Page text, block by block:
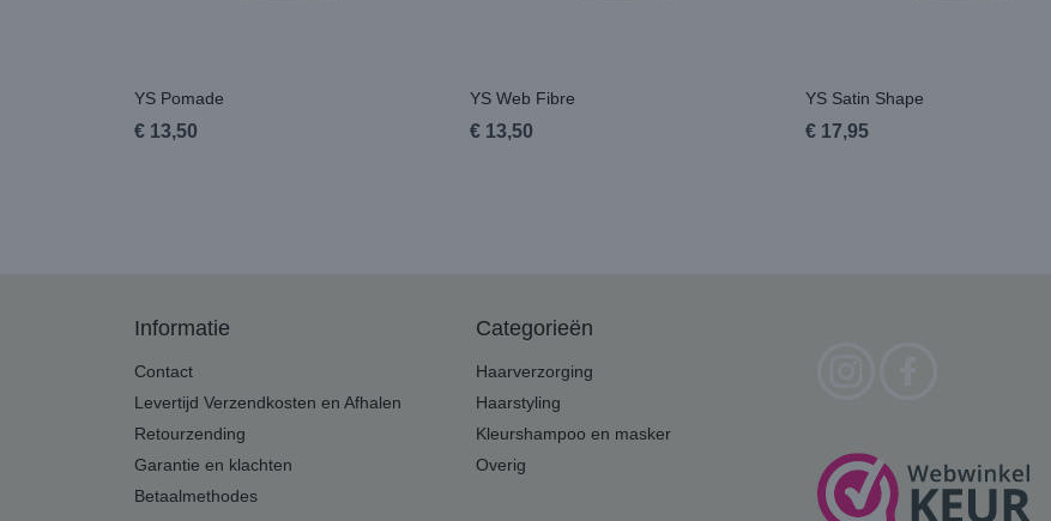
YS Pomade
€ 13,50
YS Web Fibre
€ 13,50
YS Satin Shape
€ 17,95
Informatie
Contact
Levertijd Verzendkosten en Afhalen
Retourzending
Garantie en klachten
Betaalmethodes
Categorieën
Haarverzorging
Haarstyling
Kleurshampoo en masker
Overig